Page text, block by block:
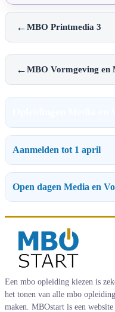
←MBO Printmedia 3
←MBO Vormgeving en
Aanmelden tot 1 april
Open dagen Media en
Een mbo opleiding kiezen is
het tonen van alle mbo
maken. MBOstart is een website